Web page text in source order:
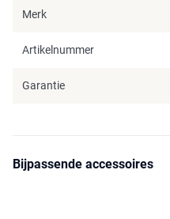
Merk
Artikelnummer
Garantie
Bijpassende accessoires